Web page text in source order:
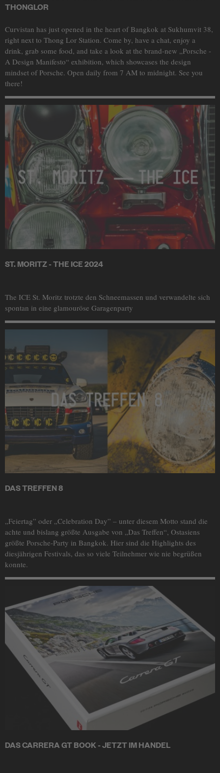
THONGLOR
Curvistan has just opened in the heart of Bangkok at Sukhumvit 38,
right next to Thong Lor Station. Come by, have a chat, enjoy a
drink, grab some food, and take a look at the brand-new „Porsche -
A Design Manifesto“ exhibition, which showcases the design
mindset of Porsche. Open daily from 7 AM to midnight. See you
there!
ST. MORITZ - THE ICE 2024
The ICE St. Moritz trotzte den Schneemassen und verwandelte sich
spontan in eine glamouröse Garagenparty
DAS TREFFEN 8
„Feiertag” oder „Celebration Day” – unter diesem Motto stand die
achte und bislang größte Ausgabe von „Das Treffen“, Ostasiens
größte Porsche-Party in Bangkok. Hier sind die Highlights des
diesjährigen Festivals, das so viele Teilnehmer wie nie begrüßen
konnte.
DAS CARRERA GT BOOK - JETZT IM HANDEL